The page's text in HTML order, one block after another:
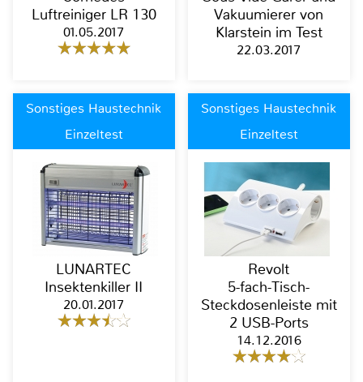
Luftreiniger LR 130
01.05.2017
Vakuumierer von
Klarstein im Test
22.03.2017
Sonstiges Haustechnik
Einzeltest
LUNARTEC
Insektenkiller II
20.01.2017
Sonstiges Haustechnik
Einzeltest
Revolt
5-fach-Tisch-
Steckdosenleiste mit
2 USB-Ports
14.12.2016